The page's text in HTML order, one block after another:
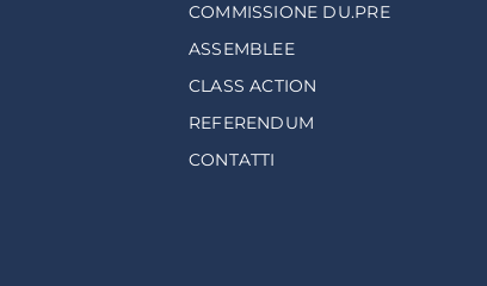
COMMISSIONE DU.PRE
ASSEMBLEE
CLASS ACTION
REFERENDUM
CONTATTI